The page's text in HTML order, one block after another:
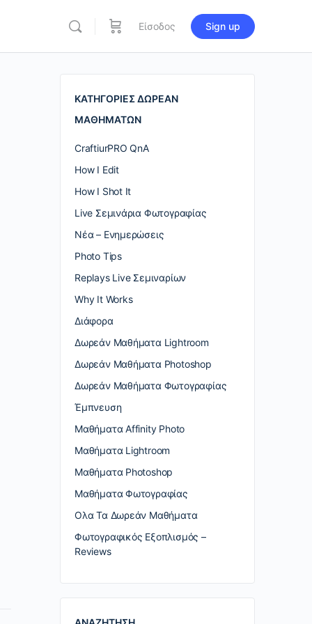
Είσοδος Sign up
ΚΑΤΗΓΟΡΙΕΣ ΔΩΡΕΑΝ
ΜΑΘΗΜΑΤΩΝ
CraftiurPRO QnA
How I Edit
How I Shot It
Live Σεμινάρια Φωτογραφίας
Nέα – Ενημερώσεις
Photo Tips
Replays Live Σεμιναρίων
Why It Works
Διάφορα
Δωρεάν Μαθήματα Lightroom
Δωρεάν Μαθήματα Photoshop
Δωρεάν Μαθήματα Φωτογραφίας
Έμπνευση
Μαθήματα Affinity Photo
Μαθήματα Lightroom
Μαθήματα Photoshop
Μαθήματα Φωτογραφίας
Ολα Τα Δωρεάν Μαθήματα
Φωτογραφικός Εξοπλισμός –
Reviews